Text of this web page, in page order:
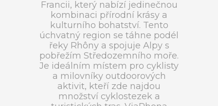
Francii, který nabízí jedinečnou
kombinaci přírodní krásy a
kulturního bohatství. Tento
úchvatný region se táhne podél
řeky Rhôny a spojuje Alpy s
pobřežím Středozemního moře.
Je ideálním místem pro cyklisty
a milovníky outdoorových
aktivit, kteří zde najdou
množství cyklostezek a